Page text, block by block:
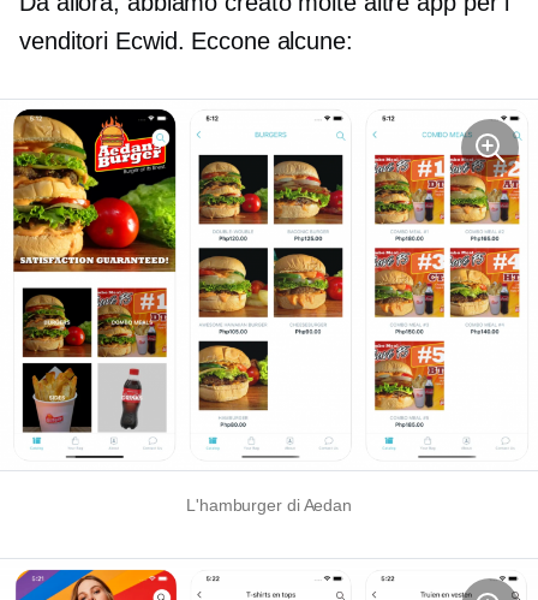
venditori Ecwid. Eccone alcune:
L'hamburger di Aedan